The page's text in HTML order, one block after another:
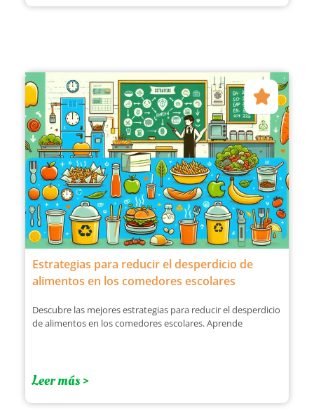
Estrategias para reducir el desperdicio de
alimentos en los comedores escolares
Descubre las mejores estrategias para reducir el desperdicio
de alimentos en los comedores escolares. Aprende
Leer más >